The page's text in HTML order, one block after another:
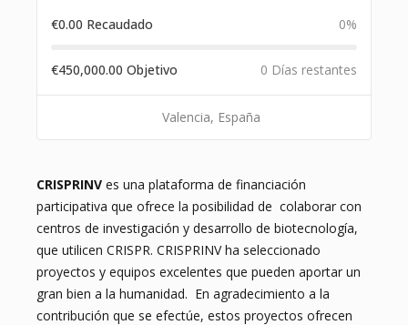
€0.00 Recaudado 0%
€450,000.00 Objetivo 0 Días restantes
Valencia, España
CRISPRINV es una plataforma de financiación
participativa que ofrece la posibilidad de colaborar con
centros de investigación y desarrollo de biotecnología,
que utilicen CRISPR. CRISPRINV ha seleccionado
proyectos y equipos excelentes que pueden aportar un
gran bien a la humanidad. En agradecimiento a la
contribución que se efectúe, estos proyectos ofrecen